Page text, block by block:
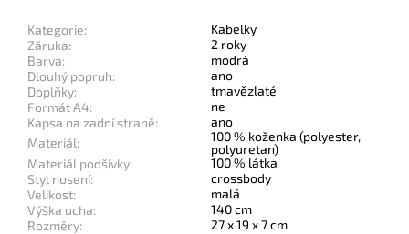
Kategorie:
Kabelky
Záruka:
2 roky
Barva:
modrá
Dlouhý popruh:
ano
Doplňky:
tmavězlaté
Formát A4:
ne
Kapsa na zadní straně:
ano
Materiál:
100 % koženka (polyester,
polyuretan)
Materiál podšívky:
100 % látka
Styl nosení:
crossbody
Velikost:
malá
Výška ucha:
140 cm
Rozměry:
27 x 19 x 7 cm